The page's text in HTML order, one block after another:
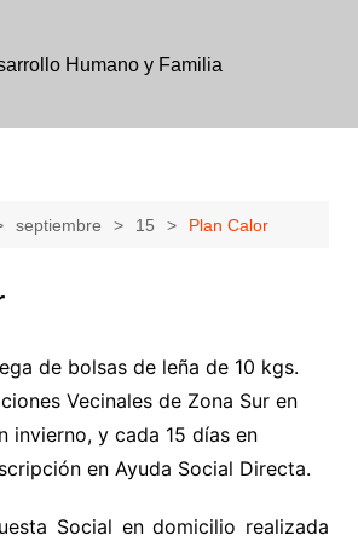
septiembre 15 Plan Calor
de bolsas de leña de 10 kgs.
Vecinales de Zona Sur en
invierno, y cada 15 días en
en Ayuda Social Directa.
Social en domicilio realizada